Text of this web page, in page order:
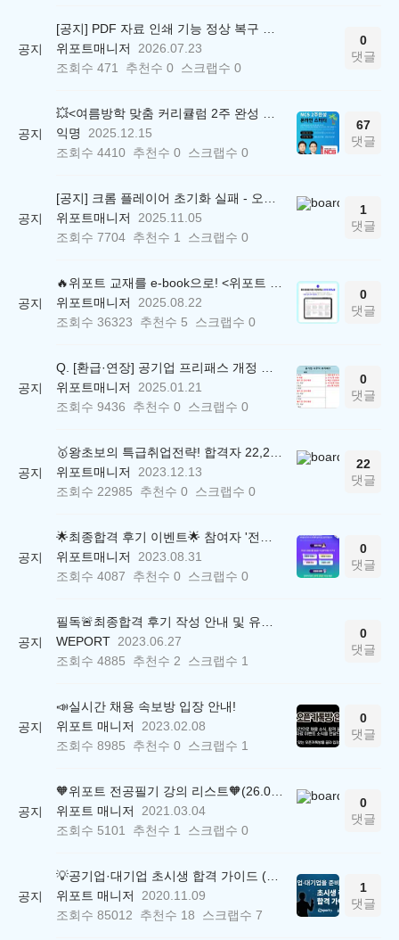
공지
위포트매니저
2026.07.23
조회수 471 추천수 0 스크랩수 0
0
댓글
공지
익명
2025.12.15
조회수 4410 추천수 0 스크랩수 0
67
댓글
공지
위포트매니저
2025.11.05
조회수 7704 추천수 1 스크랩수 0
1
댓글
공지
위포트매니저
2025.08.22
조회수 36323 추천수 5 스크랩수 0
0
댓글
공지
위포트매니저
2025.01.21
조회수 9436 추천수 0 스크랩수 0
0
댓글
공지
위포트매니저
2023.12.13
조회수 22985 추천수 0 스크랩수 0
22
댓글
공지
위포트매니저
2023.08.31
조회수 4087 추천수 0 스크랩수 0
0
댓글
공지
WEPORT 2023.06.27
조회수 4885 추천수 2 스크랩수 1
0
댓글
공지
📣실시간 채용 속보방 입장 안내!
위포트 매니저
2023.02.08
조회수 8985 추천수 0 스크랩수 1
0
댓글
공지
위포트 매니저
2021.03.04
조회수 5101 추천수 1 스크랩수 0
0
댓글
공지
위포트 매니저
2020.11.09
조회수 85012 추천수 18 스크랩수 7
1
댓글